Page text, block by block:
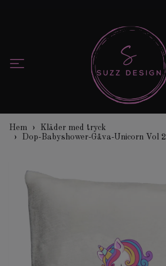
Hem
Kläder med tryck
Dop-Babyshower-Gåva-Unicorn Vol 2